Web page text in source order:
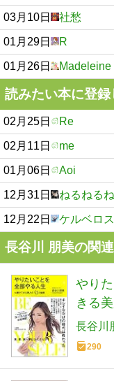
03月10日 社愁
01月29日 R
01月26日 Madeleine
読みたい本に登
02月25日 Re
02月11日 me
01月06日 Aoi
12月31日 ねるねる
12月22日 ケルベロス
長谷川 朋美の関
やり
きる
長谷川
290